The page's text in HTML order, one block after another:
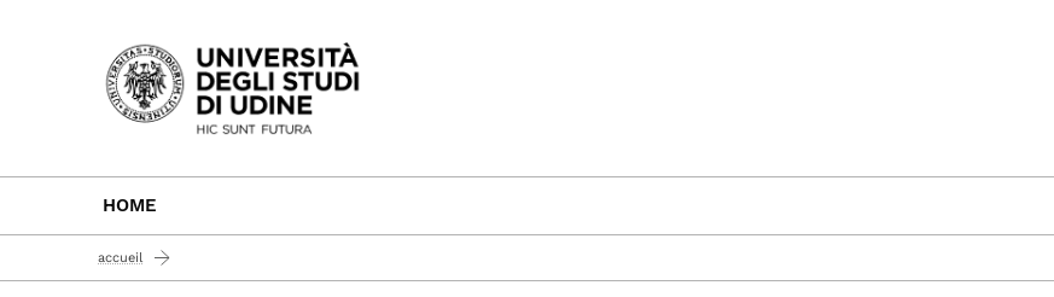
Passa al contenuto principale
HOME
accueil